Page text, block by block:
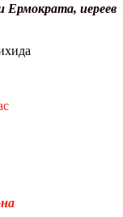
Ермократа, иереев